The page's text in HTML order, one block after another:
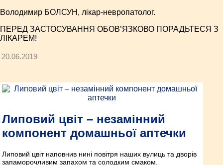
Володимир БОЛСУН, лікар-невропатолог.
ПЕРЕД ЗАСТОСУВАННЯ ОБОВ’ЯЗКОВО ПОРАДЬТЕСЯ З
ЛІКАРЕМ!
20.06.2019
Липовий цвіт – незамінний
компонент домашньої аптечки
Липовий цвіт наповнив нині повітря наших вулиць та дворів
запаморочливим запахом та солодким смаком.